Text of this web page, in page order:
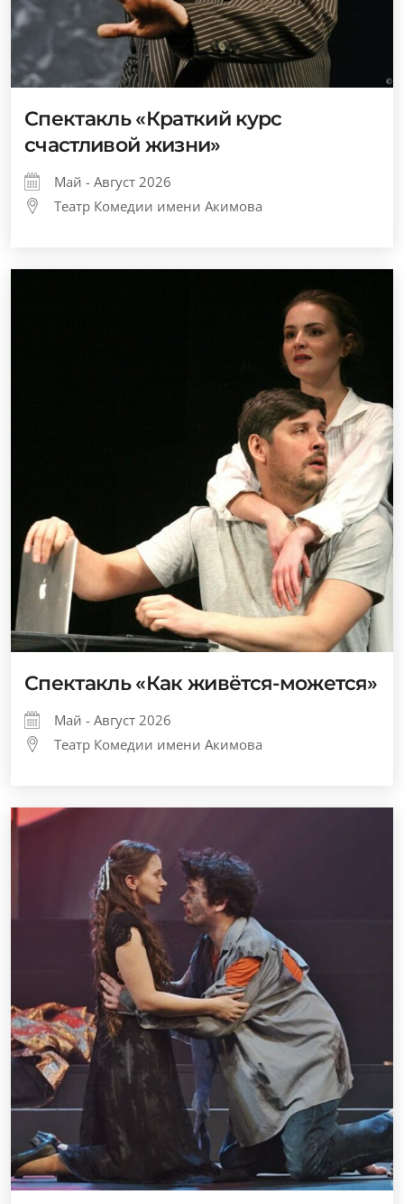
Спектакль «Краткий курс
счастливой жизни»
Май - Август 2026
Театр Комедии имени Акимова
Спектакль «Как живётся-можется»
Май - Август 2026
Театр Комедии имени Акимова